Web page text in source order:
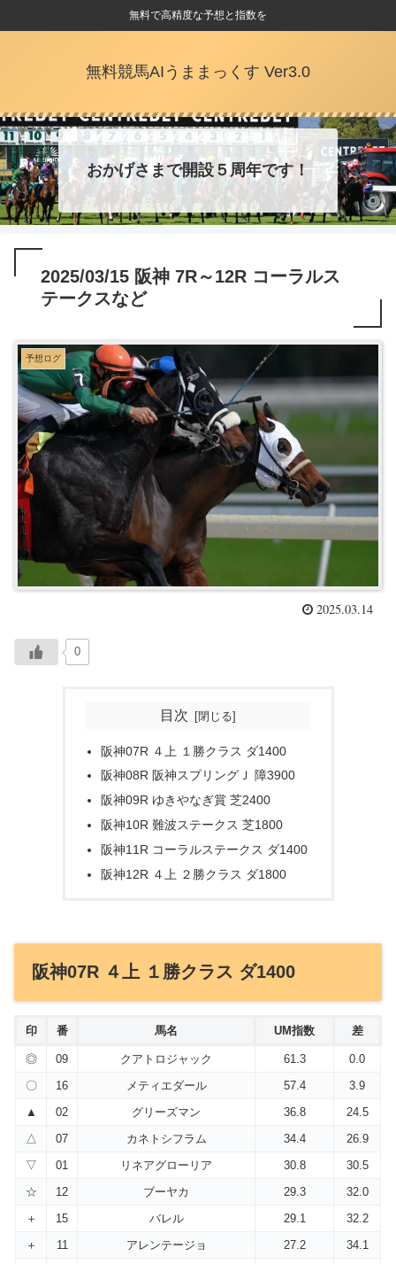
無料で高精度な予想と指数を
無料競馬AIうままっくす Ver3.0
おかげさまで開設５周年です！
2025/03/15 阪神 7R～12R コーラルス
テークスなど
予想ログ
2025.03.14
0
目次
阪神07R ４上 １勝クラス ダ1400
阪神08R 阪神スプリングＪ 障3900
阪神09R ゆきやなぎ賞 芝2400
阪神10R 難波ステークス 芝1800
阪神11R コーラルステークス ダ1400
阪神12R ４上 ２勝クラス ダ1800
阪神07R ４上 １勝クラス ダ1400
印 番 馬名 UM指数 差
◎ 09 クアトロジャック 61.3
0.0
〇
16 メティエダール 57.4
3.9
▲
02 グリーズマン 36.8
24.5
△
07 カネトシフラム 34.4
26.9
▽
01 リネアグローリア 30.8
30.5
☆
12 ブーヤカ 29.3
32.0
＋
15 バレル 29.1
32.2
＋
11 アレンテージョ 27.2
34.1